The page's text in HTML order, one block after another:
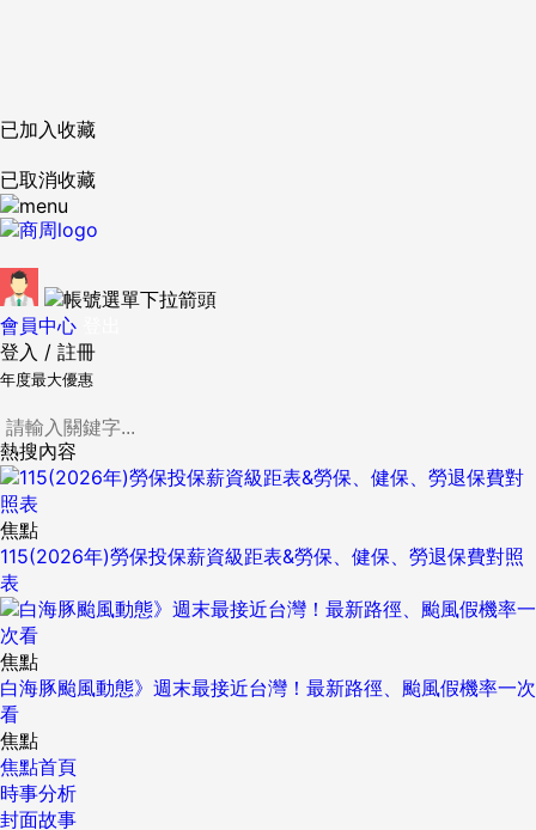
已加入收藏
已取消收藏
會員中心
登入 / 註冊
年度最大優惠
熱搜內容
焦點
115(2026年)勞保投保薪資級距表&勞保、健保、勞退保費對照
表
焦點
白海豚颱風動態》週末最接近台灣！最新路徑、颱風假機率一次
看
焦點
焦點首頁
時事分析
封面故事